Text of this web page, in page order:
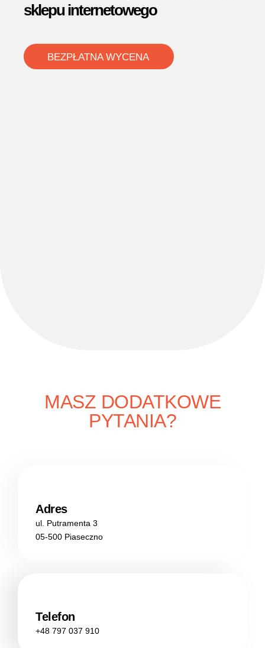
sklepu internetowego
BEZPŁATNA WYCENA
MASZ DODATKOWE
PYTANIA?
Adres
ul. Putramenta 3
05-500 Piaseczno
Telefon
+48 797 037 910